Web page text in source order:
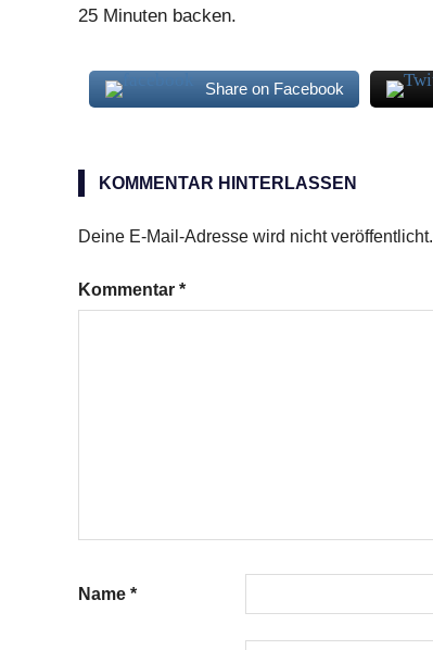
25 Minuten backen.
Share on Facebook
Orangensaft
KOMMENTAR HINTERLASSEN
Deine E-Mail-Adresse wird nicht veröffentlicht.
Kommentar *
Name *